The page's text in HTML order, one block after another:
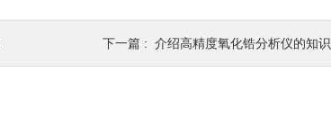
下一篇 : 介绍高精度氧化锆分析仪的知识